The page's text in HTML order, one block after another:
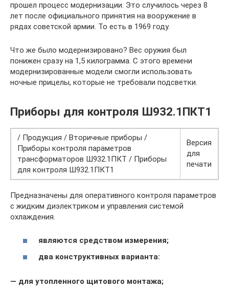
прошел процесс модернизации. Это случилось через 8
лет после официального принятия на вооружение в
рядах советской армии. То есть в 1969 году.
Что же было модернизировано? Вес оружия был
понижен сразу на 1,5 килограмма. С этого времени
модернизированные модели смогли использовать
ночные прицелы, которые не требовали подсветки.
Приборы для контроля Ш932.1ПКТ1
/ Продукция / Вторичные приборы /
Приборы контроля параметров
трансформаторов Ш932.1ПКТ / Приборы
для контроля Ш932.1ПКТ1
Версия
для
печати
Предназначены для оперативного контроля параметров
с жидким диэлектриком и управления системой
охлаждения.
являются средством измерения;
два конструктивных варианта:
— для утопленного щитового монтажа;